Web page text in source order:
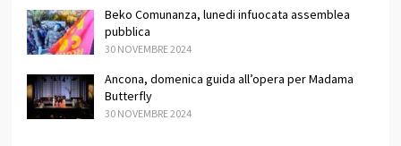
Beko Comunanza, lunedi infuocata assemblea
pubblica
30 NOVEMBRE 2024
Ancona, domenica guida all’opera per Madama
Butterfly
30 NOVEMBRE 2024